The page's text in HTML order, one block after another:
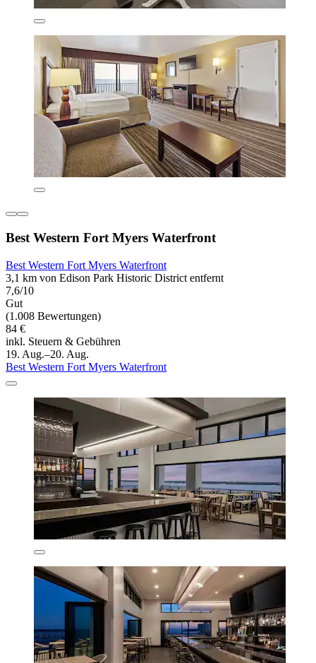
Best Western Fort Myers Waterfront
Best Western Fort Myers Waterfront
3,1 km von Edison Park Historic District entfernt
7,6/10
Gut
(1.008 Bewertungen)
84 €
inkl. Steuern & Gebühren
19. Aug.–20. Aug.
Best Western Fort Myers Waterfront